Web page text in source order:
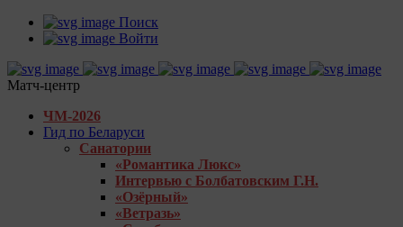
Поиск
Войти
Матч-центр
ЧМ-2026
Гид по Беларуси
Санатории
«Романтика Люкс»
Интервью с Болбатовским Г.Н.
«Озёрный»
«Ветразь»